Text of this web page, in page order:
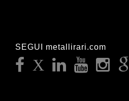
SEGUI metallirari.com